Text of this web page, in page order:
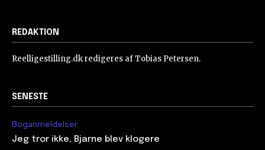
REDAKTION
Reelligestilling.dk redigeres af Tobias Petersen.
SENESTE
Boganmeldelser
Jeg tror ikke, Bjarne blev klogere